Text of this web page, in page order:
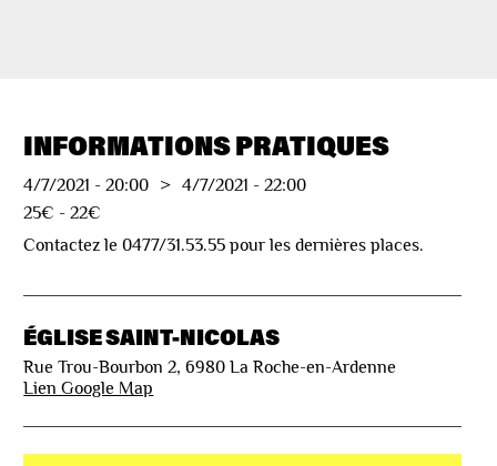
INFORMATIONS PRATIQUES
4/7/2021 -20:00 > 4/7/2021 -22:00
25€ - 22€
Contactez le 0477/31.53.55 pour les dernières places.
ÉGLISE SAINT-NICOLAS
Rue Trou-Bourbon 2, 6980 La Roche-en-Ardenne
Lien Google Map